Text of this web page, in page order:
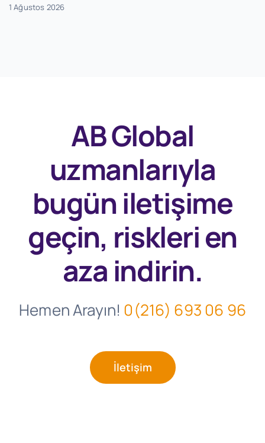
1 Ağustos 2026
AB Global
uzmanlarıyla
bugüniletişime
geçin, riskleri en
aza indirin.
Hemen Arayın! 0(216) 693 06 96
İletişim